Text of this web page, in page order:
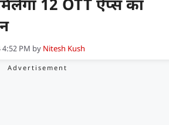
12 OTT ऐप्स का
PM by Nitesh Kush